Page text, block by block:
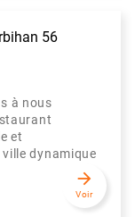
56
à nous
et
dynamique
arrow_forward
Voir